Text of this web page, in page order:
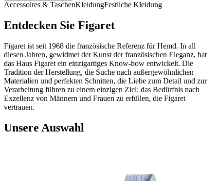
Accessoires & TaschenKleidungFestliche Kleidung
Entdecken Sie Figaret
Figaret ist seit 1968 die französische Referenz für Hemd. In all
diesen Jahren, gewidmet der Kunst der französischen Eleganz, hat
das Haus Figaret ein einzigartiges Know-how entwickelt. Die
Tradition der Herstellung, die Suche nach außergewöhnlichen
Materialien und perfekten Schnitten, die Liebe zum Detail und zur
Verarbeitung führen zu einem einzigen Ziel: das Bedürfnis nach
Exzellenz von Männern und Frauen zu erfüllen, die Figaret
vertrauen.
Unsere Auswahl